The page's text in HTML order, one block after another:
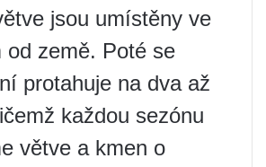
jsou umístěny ve
od země. Poté se
protahuje na dva až
každou sezónu
větve a kmen o